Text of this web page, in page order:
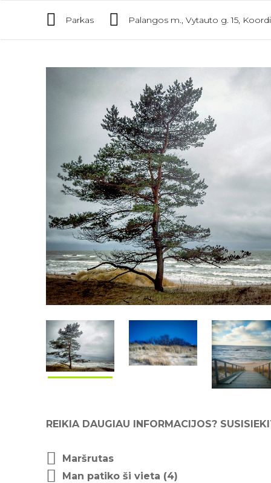
Parkas Palangos m., Vytauto g. 15,
REIKIA DAUGIAU INFORMACIJOS?
Maršrutas
Man patiko ši vieta (4)